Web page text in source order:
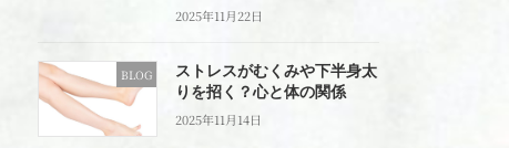
2025年11月22日
BLOG
ストレスがむくみや下半身太
りを招く？心と体の関係
2025年11月14日